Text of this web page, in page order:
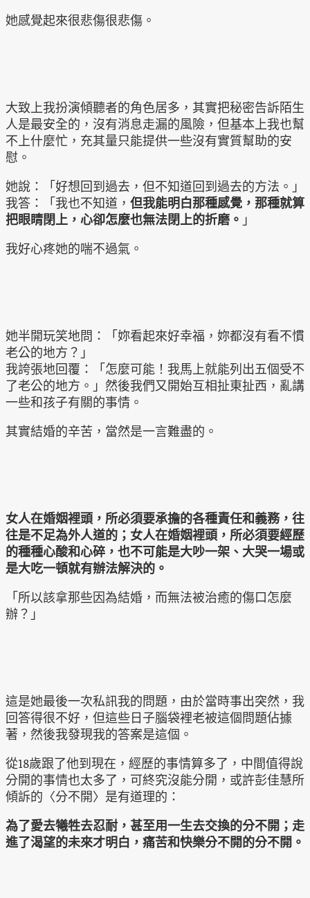
她感覺起來很悲傷很悲傷。
大致上我扮演傾聽者的角色居多，其實把秘密告訴陌生
人是最安全的，沒有消息走漏的風險，但基本上我也幫
不上什麼忙，充其量只能提供一些沒有實質幫助的安
慰。
她說：「好想回到過去，但不知道回到過去的方法。」
我答：「我也不知道， 但我能明白那種感覺，那種就算
把眼睛閉上，心卻怎麼也無法閉上的折磨。 」
我好心疼她的喘不過氣。
她半開玩笑地問：「妳看起來好幸福，妳都沒有看不慣
老公的地方？」
我誇張地回覆：「怎麼可能！我馬上就能列出五個受不
了老公的地方。」然後我們又開始互相扯東扯西，亂講
一些和孩子有關的事情。
其實結婚的辛苦，當然是一言難盡的。
女人在婚姻裡頭，所必須要承擔的各種責任和義務，往
往是不足為外人道的；女人在婚姻裡頭，所必須要經歷
的種種心酸和心碎，也不可能是大吵一架、大哭一場或
是大吃一頓就有辦法解決的。
「所以該拿那些因為結婚，而無法被治癒的傷口怎麼
辦？」
這是她最後一次私訊我的問題，由於當時事出突然，我
回答得很不好，但這些日子腦袋裡老被這個問題佔據
著，然後我發現我的答案是這個。
從18歲跟了他到現在，經歷的事情算多了，中間值得說
分開的事情也太多了，可終究沒能分開，或許彭佳慧所
傾訴的〈分不開〉是有道理的：
為了愛去犧牲去忍耐，甚至用一生去交換的分不開；走
進了渴望的未來才明白，痛苦和快樂分不開的分不開。